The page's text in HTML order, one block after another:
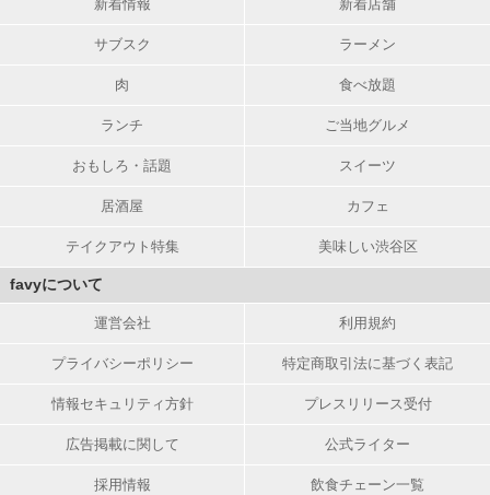
新着情報 新着店舗
サブスク ラーメン
肉 食べ放題
ランチ ご当地グルメ
おもしろ・話題 スイーツ
居酒屋 カフェ
テイクアウト特集 美味しい渋谷区
favyについて
運営会社 利用規約
プライバシーポリシー 特定商取引法に基づく表記
情報セキュリティ方針 プレスリリース受付
広告掲載に関して 公式ライター
採用情報 飲食チェーン一覧